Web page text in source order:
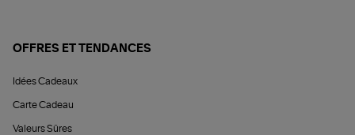
OFFRES ET TENDANCES
Idées Cadeaux
Carte Cadeau
Valeurs Sûres